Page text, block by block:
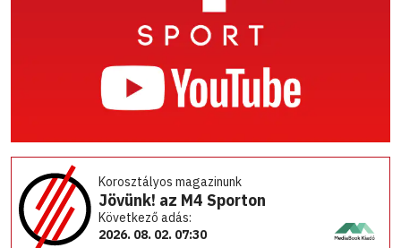
Korosztályos magazinunk
Jövünk! az M4 Sporton
Következő adás:
2026. 08. 02. 07:30